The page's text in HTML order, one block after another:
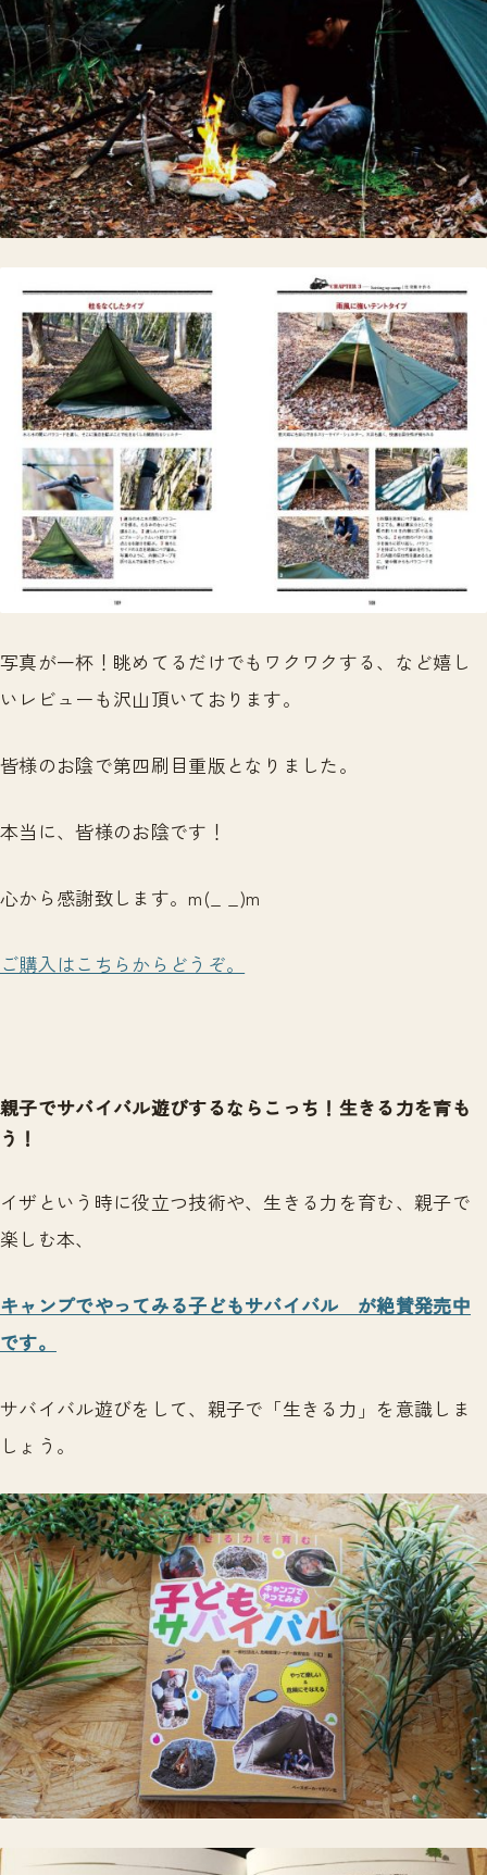
写真が一杯！眺めてるだけでもワクワクする、など嬉し
いレビューも沢山頂いております。
皆様のお陰で第四刷目重版となりました。
本当に、皆様のお陰です！
心から感謝致します。m(_ _)m
ご購入はこちらからどうぞ。
親子でサバイバル遊びするならこっち！生きる力を育も
う！
イザという時に役立つ技術や、生きる力を育む、親子で
楽しむ本、
キャンプでやってみる子どもサバイバル が絶賛発売中
です。
サバイバル遊びをして、親子で「生きる力」を意識しま
しょう。